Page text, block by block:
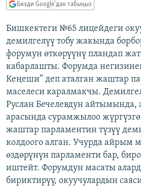
ЭКСПЕРТТЕР ТАЛДАЙТ
БИЗ ЖАНА ДҮЙНӨ
ЭЖЕ-СИҢДИЛЕР
АЗАТТЫК+
ЫҢГАЙСЫЗ СУРООЛОР
ӨЗГӨЧӨ ПИКИР
Русский
ОНЛАЙН ШЕРИНЕ
ЭЕ/АРнун бардык сайттары
Бизди Google'дан табыңыз
Бишкектеги №65 лицейдеги
демилгелүү тобу жакында
форумун өткөрүүнү пландап
кабарлашты. Форумда
Кеңеши” деп аталган жаштар
маселеси каралмакчы.
Руслан Бечелевдун айтымында,
арасында сурамжылоо
жаштар парламентин түзүү
колдоого алган. Учурда айрым
өздөрүнүн парламенти бар,
иштейт. Форумдун масаты
бириктирүү, окуучулардын